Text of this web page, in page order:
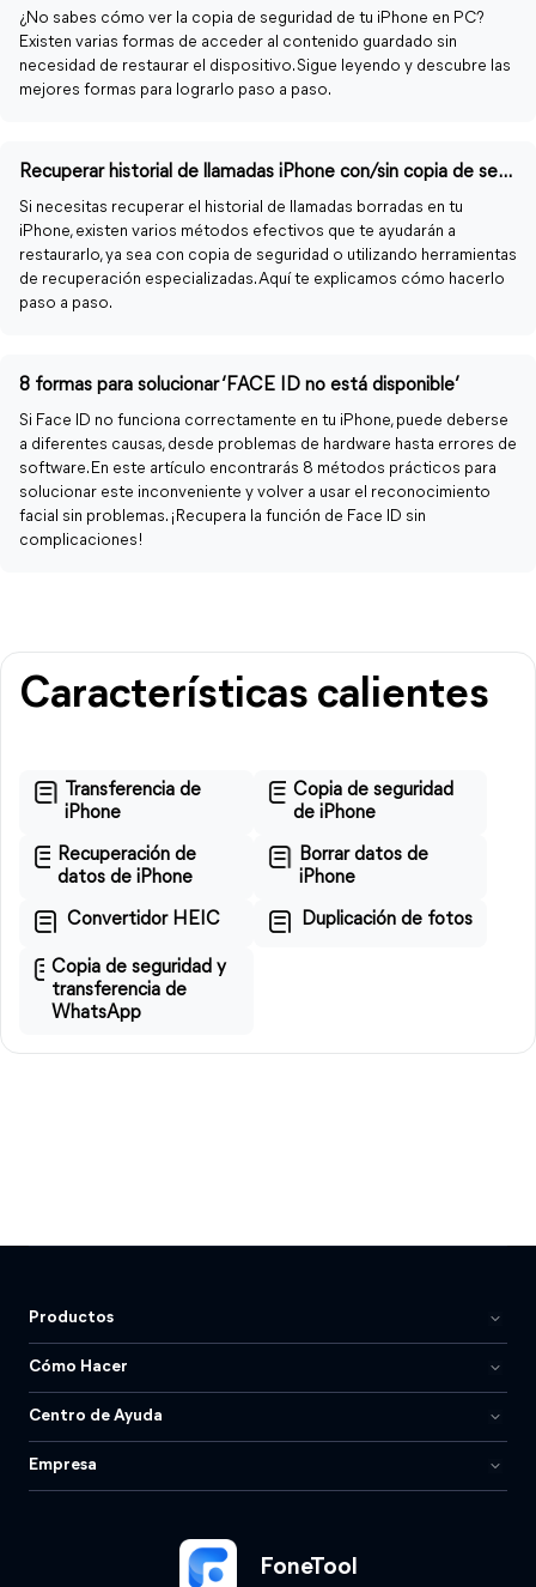
¿No sabes cómo ver la copia de seguridad de tu iPhone en PC?
Existen varias formas de acceder al contenido guardado sin
necesidad de restaurar el dispositivo. Sigue leyendo y descubre las
mejores formas para lograrlo paso a paso.
Recuperar historial de llamadas iPhone con/sin copia de seguridad
Si necesitas recuperar el historial de llamadas borradas en tu
iPhone, existen varios métodos efectivos que te ayudarán a
restaurarlo, ya sea con copia de seguridad o utilizando herramientas
de recuperación especializadas. Aquí te explicamos cómo hacerlo
paso a paso.
8 formas para solucionar ‘FACE ID no está disponible’
Si Face ID no funciona correctamente en tu iPhone, puede deberse
a diferentes causas, desde problemas de hardware hasta errores de
software. En este artículo encontrarás 8 métodos prácticos para
solucionar este inconveniente y volver a usar el reconocimiento
facial sin problemas. ¡Recupera la función de Face ID sin
complicaciones!
Características calientes
Transferencia de
iPhone
Copia de seguridad
de iPhone
Recuperación de
datos de iPhone
Borrar datos de
iPhone
Convertidor HEIC Duplicación de fotos
Copia de seguridad y
transferencia de
WhatsApp
FoneTool
Productos
Cómo Hacer
Centro de Ayuda
Empresa